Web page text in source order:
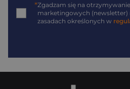
*Zgadzam się na
marketingowych (newsletter)
zasadach określonych w